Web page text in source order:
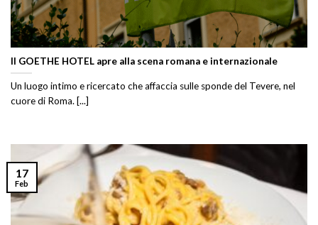
Il GOETHE HOTEL apre alla scena romana e internazionale
Un luogo intimo e ricercato che affaccia sulle sponde del Tevere, nel
cuore di Roma. [...]
17
Feb